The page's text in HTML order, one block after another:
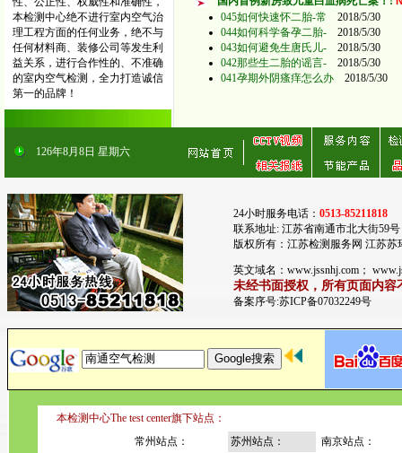
本检测中心绝不进行室内空气治
理工程方面的任何业务，绝不与
任何材料商、装修公司等发生利
益关系，进行合作性的、不准确
的室内空气检测，全力打造诚信
第一的品牌！
045如何快速怀二胎-常
2018/5/30
044如何科学备孕二胎- 2018/5/30
043如何避免生唐氏儿- 2018/5/30
042那些生二胎的谣言- 2018/5/30
041孕期外阴瘙痒怎么办 2018/5/30
126年8月8日 星期六
24小时服务电话：0513-85211818
联系地址: 江苏省南通市北大街59
版权所有：江苏检测服务网 江苏
英文域名：www.jssnhj.com；
未经书面授权，所有页面内
备案序号:苏ICP备07032249号
本检测中心The test center旗下站点：
常州站点：
苏州站点：
南京站点：